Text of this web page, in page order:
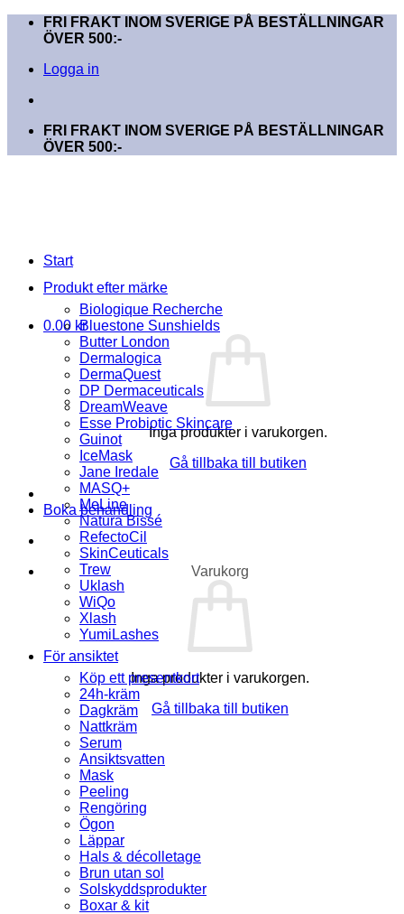
Skip
FRI FRAKT INOM SVERIGE PÅ BESTÄLLNINGAR
ÖVER 500:-
Logga in
FRI FRAKT INOM SVERIGE PÅ BESTÄLLNINGAR
ÖVER 500:-
0.00 kr
Inga produkter i varukorgen.
Gå tillbaka till butiken
Boka behandling
Varukorg
Inga produkter i varukorgen.
Gå tillbaka till butiken
Start
Produkt efter märke
Biologique Recherche
Bluestone Sunshields
Butter London
Dermalogica
DermaQuest
DP Dermaceuticals
DreamWeave
Esse Probiotic Skincare
Guinot
IceMask
Jane Iredale
MASQ+
MeLine
Natura Bissé
RefectoCil
SkinCeuticals
Trew
Uklash
WiQo
Xlash
YumiLashes
För ansiktet
Köp ett presentkort
24h-kräm
Dagkräm
Nattkräm
Serum
Ansiktsvatten
Mask
Peeling
Rengöring
Ögon
Läppar
Hals & décolletage
Brun utan sol
Solskyddsprodukter
Boxar & kit